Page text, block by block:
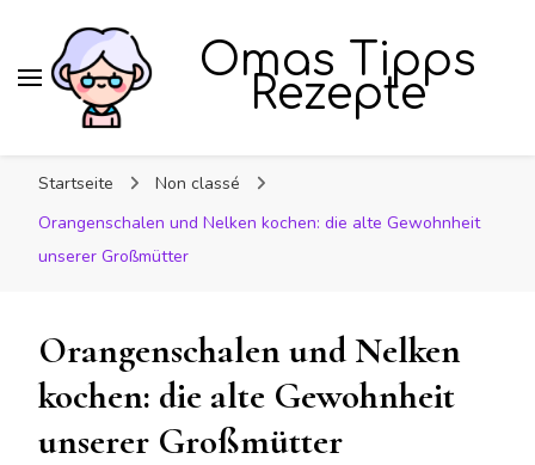
Omas Tipps
Rezepte
Startseite
Non classé
Orangenschalen und Nelken kochen: die alte Gewohnheit
unserer Großmütter
Orangenschalen und Nelken
kochen: die alte Gewohnheit
unserer Großmütter